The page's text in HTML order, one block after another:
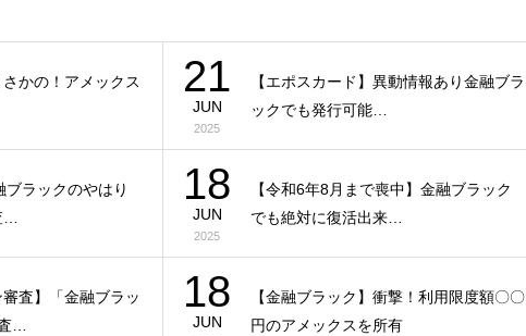
さかの！アメックス
21
JUN
2025
【エポスカード】異動情報あり金融ブラ
ックでも発行可能…
ブラックのやはり
…
18
JUN
2025
【令和6年8月まで喪中】金融ブラック
でも絶対に復活出来…
審査】「金融ブラッ
…
18
JUN
【金融ブラック】衝撃！利用限度額〇〇
円のアメックスを所有